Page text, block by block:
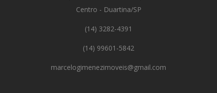
Centro - Duartina/SP
(14) 3282-4391
(14) 99601-5842
marcelogimenezimoveis@gmail.com